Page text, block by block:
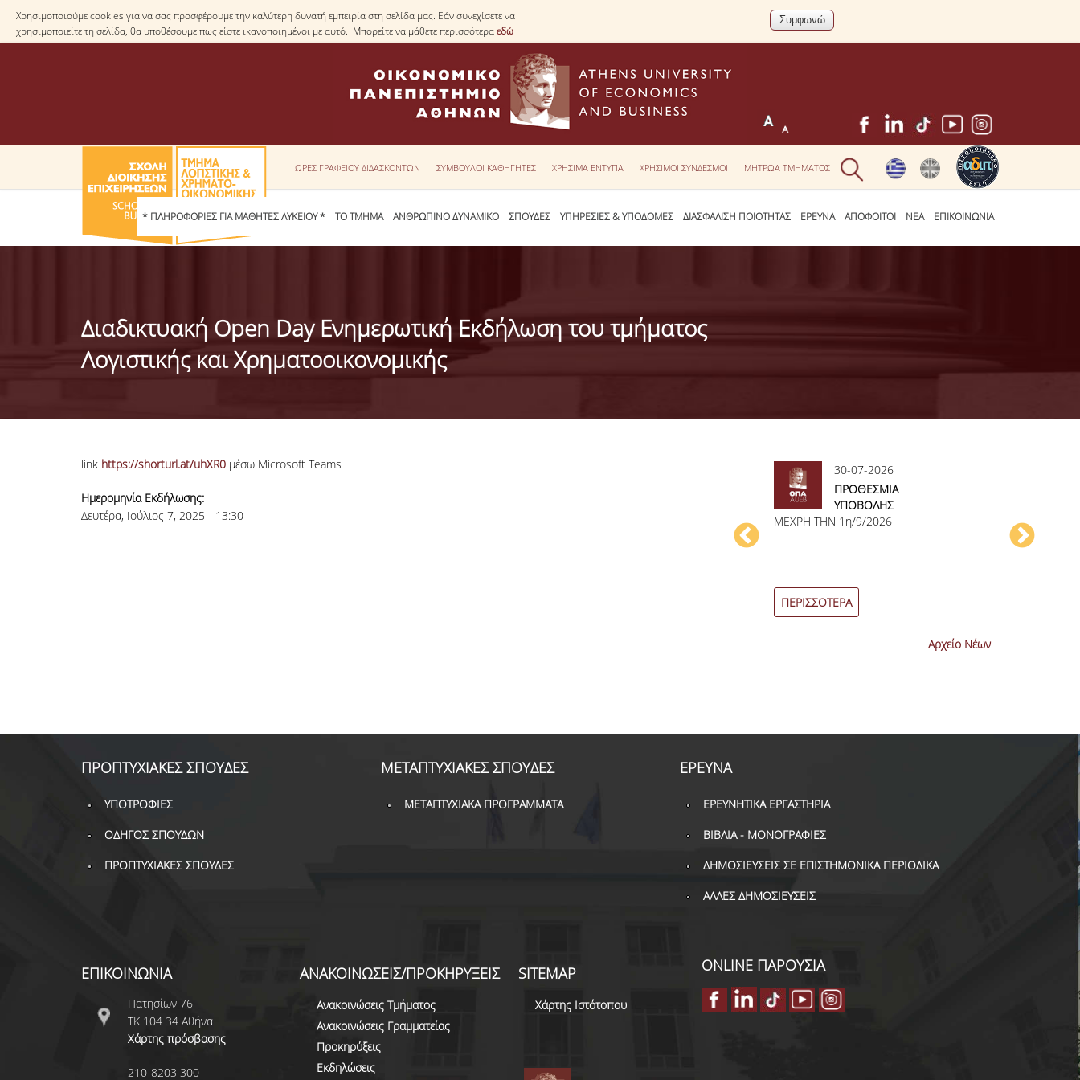
Χρησιμοποιούμε cookies για να σας προσφέρουμε την καλύτερη δυνατή εμπειρία στη σελίδα μας. Εάν συνεχίσετε να
χρησιμοποιείτε τη σελίδα, θα υποθέσουμε πως είστε ικανοποιημένοι με αυτό. Μπορείτε να μάθετε περισσότεραεδώ
ΩΡΕΣ ΓΡΑΦΕΙΟΥ ΔΙΔΑΣΚΟΝΤΩΝ ΣΥΜΒΟΥΛΟΙ ΚΑΘΗΓΗΤΕΣ ΧΡΗΣΙΜΑ ΕΝΤΥΠΑ ΧΡΗΣΙΜΟΙ ΣΥΝΔΕΣΜΟΙ ΜΗΤΡΩΑ ΤΜΗΜΑΤΟΣ
* ΠΛΗΡΟΦΟΡΙΕΣ ΓΙΑ ΜΑΘΗΤΕΣ ΛΥΚΕΙΟΥ * ΤΟ ΤΜΗΜΑ ΑΝΘΡΩΠΙΝΟ ΔΥΝΑΜΙΚΟ ΣΠΟΥΔΕΣ ΥΠΗΡΕΣΙΕΣ & ΥΠΟΔΟΜΕΣ ΔΙΑΣΦΑΛΙΣΗ ΠΟΙΟΤΗΤΑΣ ΕΡΕΥΝΑ ΑΠΟΦΟΙΤΟΙ ΝΕΑ ΕΠΙΚΟΙΝΩΝΙΑ
Διαδικτυακή Open Day Ενημερωτική Εκδήλωση του τμήματος
Λογιστικής και Χρηματοοικονομικής
link https://shorturl.at/uhXR0μέσω Microsoft Teams
Ημερομηνία Εκδήλωσης:
Δευτέρα, Ιούλιος 7, 2025 - 13:30
30-07-2026
ΠΡΟΘΕΣΜΙΑ
ΥΠΟΒΟΛΗΣ
ΑΙΤΗΣΕΩΝ ΠΤΥΧΙΟΥ
ΜΕΧΡΗ ΤΗΝ 1η/9/2026
ΠΕΡΙΣΣΟΤΕΡΑ
Αρχείο Νέων
ΠΡΟΠΤΥΧΙΑΚΕΣ ΣΠΟΥΔΕΣ
ΥΠΟΤΡΟΦΙΕΣ
ΟΔΗΓΟΣ ΣΠΟΥΔΩΝ
ΠΡΟΠΤΥΧΙΑΚΕΣ ΣΠΟΥΔΕΣ
ΜΕΤΑΠΤΥΧΙΑΚΕΣ ΣΠΟΥΔΕΣ
ΜΕΤΑΠΤΥΧΙΑΚΑ ΠΡΟΓΡΑΜΜΑΤΑ
ΕΡΕΥΝΑ
ΕΡΕΥΝΗΤΙΚΑ ΕΡΓΑΣΤΗΡΙΑ
ΒΙΒΛΙΑ - ΜΟΝΟΓΡΑΦΙΕΣ
ΔΗΜΟΣΙΕΥΣΕΙΣ ΣΕ ΕΠΙΣΤΗΜΟΝΙΚΑ ΠΕΡΙΟΔΙΚΑ
ΑΛΛΕΣ ΔΗΜΟΣΙΕΥΣΕΙΣ
ΕΠΙΚΟΙΝΩΝΙΑ
Πατησίων 76
ΤΚ 104 34 Αθήνα
Χάρτης πρόσβασης
210-8203 300
ΑΝΑΚΟΙΝΩΣΕΙΣ/ΠΡΟΚΗΡΥΞΕΙΣ
Ανακοινώσεις Τμήματος
Ανακοινώσεις Γραμματείας
Προκηρύξεις
Εκδηλώσεις
SITEMAP
Χάρτης Ιστότοπου
ONLINE ΠΑΡΟΥΣΙΑ